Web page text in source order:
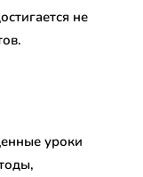
не
уроки